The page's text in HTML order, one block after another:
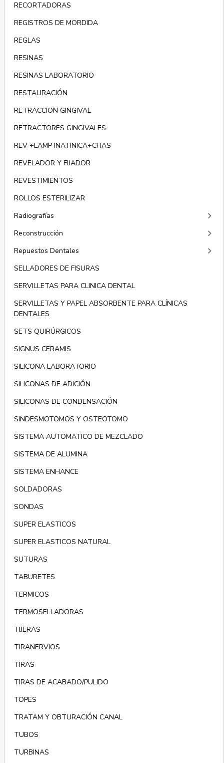
RECORTADORAS
REGISTROS DE MORDIDA
REGLAS
RESINAS
RESINAS LABORATORIO
RESTAURACIÓN
RETRACCION GINGIVAL
RETRACTORES GINGIVALES
REV +LAMP INATINICA+CHAS
REVELADOR Y FIJADOR
REVESTIMIENTOS
ROLLOS ESTERILIZAR
Radiografías
keyboard_arrow_right
Reconstrucción keyboard_arrow_right
Repuestos Dentales keyboard_arrow_right
SELLADORES DE FISURAS
SERVILLETAS PARA CLINICA DENTAL
SERVILLETAS Y PAPEL ABSORBENTE PARA CLÍNICAS
DENTALES
SETS QUIRÚRGICOS
SIGNUS CERAMIS
SILICONA LABORATORIO
SILICONAS DE ADICIÓN
SILICONAS DE CONDENSACIÓN
SINDESMOTOMOS Y OSTEOTOMO
SISTEMA AUTOMATICO DE MEZCLADO
SISTEMA DE ALUMINA
SISTEMA ENHANCE
SOLDADORAS
SONDAS
SUPER ELASTICOS
SUPER ELASTICOS NATURAL
SUTURAS
TABURETES
TERMICOS
TERMOSELLADORAS
TIJERAS
TIRANERVIOS
TIRAS
TIRAS DE ACABADO/PULIDO
TOPES
TRATAM Y OBTURACIÓN CANAL
TUBOS
TURBINAS